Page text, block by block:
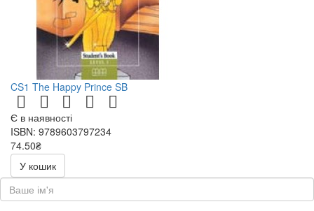
CS1 The Happy Prince SB
Є в наявності
ISBN: 9789603797234
74.50₴
149.00₴
У кошик